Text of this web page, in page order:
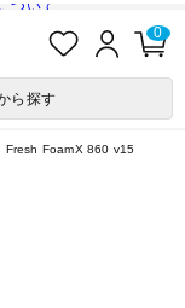
ついて
入
ロ
ン
0
ら探す
Fresh FoamX 860 v15